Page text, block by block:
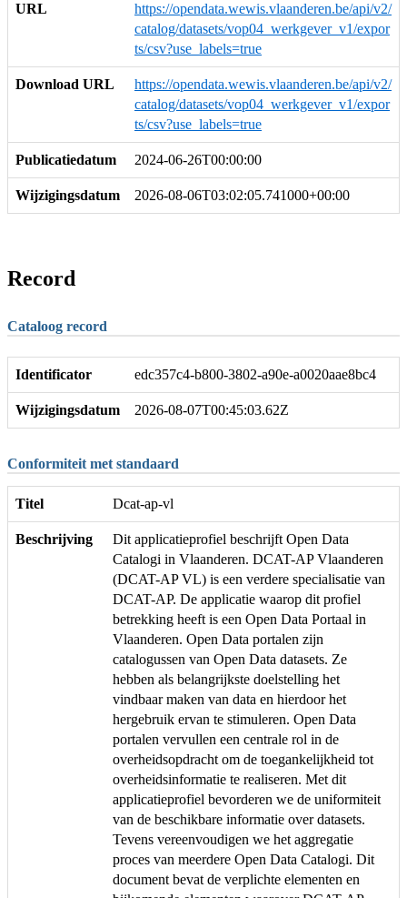
URL
https://opendata.wewis.vlaanderen.be/api/v2/
catalog/datasets/vop04_werkgever_v1/expor
ts/csv?use_labels=true
Download URL
https://opendata.wewis.vlaanderen.be/api/v2/
catalog/datasets/vop04_werkgever_v1/expor
ts/csv?use_labels=true
Publicatiedatum 2024-06-26T00:00:00
Wijzigingsdatum 2026-08-06T03:02:05.741000+00:00
Record
Cataloog record
Identificator edc357c4-b800-3802-a90e-a0020aae8bc4
Wijzigingsdatum 2026-08-07T00:45:03.62Z
Conformiteit met standaard
Titel Dcat-ap-vl
Beschrijving
Dit applicatieprofiel beschrijft Open Data
Catalogi in Vlaanderen. DCAT-AP Vlaanderen
(DCAT-AP VL) is een verdere specialisatie van
DCAT-AP. De applicatie waarop dit profiel
betrekking heeft is een Open Data Portaal in
Vlaanderen. Open Data portalen zijn
catalogussen van Open Data datasets. Ze
hebben als belangrijkste doelstelling het
vindbaar maken van data en hierdoor het
hergebruik ervan te stimuleren. Open Data
portalen vervullen een centrale rol in de
overheidsopdracht om de toegankelijkheid tot
overheidsinformatie te realiseren. Met dit
applicatieprofiel bevorderen we de uniformiteit
van de beschikbare informatie over datasets.
Tevens vereenvoudigen we het aggregatie
proces van meerdere Open Data Catalogi. Dit
document bevat de verplichte elementen en